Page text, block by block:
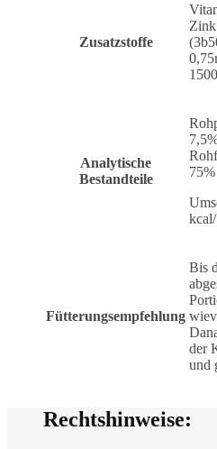
Zusatzstoffe
Analytische
Bestandteile
75%
Fütterungsempfehlung
Bis
der
und
Rechtshinweise: